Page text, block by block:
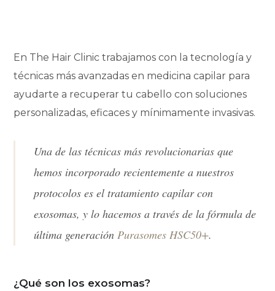
En The Hair Clinic trabajamos con la tecnología y
técnicas más avanzadas en medicina capilar para
ayudarte a recuperar tu cabello con soluciones
personalizadas, eficaces y mínimamente invasivas.
Una de las técnicas más revolucionarias que
hemos incorporado recientemente a nuestros
protocolos es el tratamiento capilar con
exosomas, y lo hacemos a través de la fórmula de
última generación Purasomes HSC50+.
¿Qué son los exosomas?